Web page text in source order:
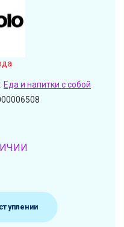
Еда и напитки с собой